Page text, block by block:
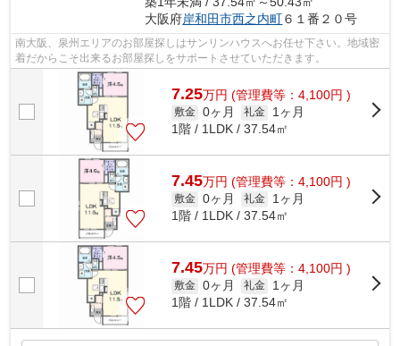
大阪府岸和田市西之内町６１番２０号
南大阪、泉州エリアのお部屋探しはサンリンハウスへお任せ下さい。地域密
着だからこそ出来るお部屋探しをサポートさせていただきます。
7.25万円 (管理費等：4,100円 )
敷金 0ヶ月 礼金
1ヶ月
1階 / 1LDK / 37.54㎡
7.45万円 (管理費等：4,100円 )
敷金 0ヶ月 礼金
1ヶ月
1階 / 1LDK / 37.54㎡
7.45万円 (管理費等：4,100円 )
敷金 0ヶ月 礼金
1ヶ月
1階 / 1LDK / 37.54㎡